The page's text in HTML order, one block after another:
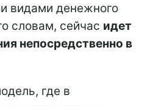
видами денежного
словам, сейчас идет
непосредственно в
где в